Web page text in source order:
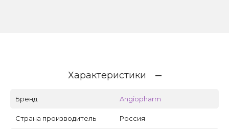
Характеристики
Бренд Angiopharm
Страна производитель Россия